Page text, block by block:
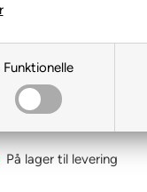
Funktionelle
- Ø 20mm - H 13mm -
139,00DKK
På lager til levering